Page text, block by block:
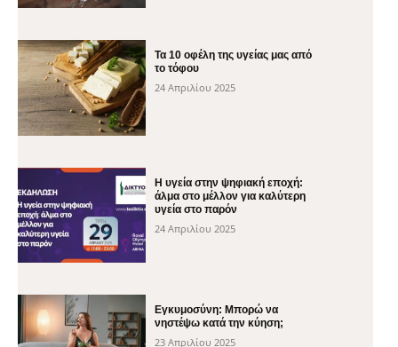
Τα 10 οφέλη της υγείας μας από
το τόφου
24 Απριλίου 2025
H υγεία στην ψηφιακή εποχή:
άλμα στο μέλλον για καλύτερη
υγεία στο παρόν
24 Απριλίου 2025
Εγκυμοσύνη: Μπορώ να
νηστέψω κατά την κύηση;
23 Απριλίου 2025